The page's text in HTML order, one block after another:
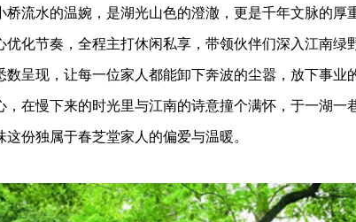
水的温婉，是湖光山色的澄澈，更是千年文脉的厚
优化节奏，全程主打休闲私享，带领伙伴们深入江南绿
数呈现，让每一位家人都能卸下奔波的尘嚣，放下事业
，在慢下来的时光里与江南的诗意撞个满怀，于一湖一
份独属于春芝堂家人的偏爱与温暖。